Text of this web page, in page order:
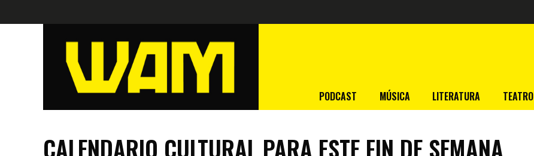
PODCAST MÚSICA LITERATURA TEATRO
CALENDARIO CULTURAL PARA ESTE FIN DE SEMANA